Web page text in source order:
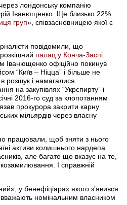
лондонську компанію
Іванющенко. Ще близько 22%
груп», співзасновницею якої є
повідомили, що
палац у Конча-Заспі
Іванющенко офіційно покинув
“Київ – Ніцца” і більше не
розшук і намагалися
на закупівлях “Укрспирту” і
2016-го суд за клопотанням
прокурора закрити карну
мільярдів через власну
працювали, щоб зняти з нього
активи колишнього нардепа
але багато що вказує на те,
І справжній
у бенефіціарах якого зʼявився
номінальним власником